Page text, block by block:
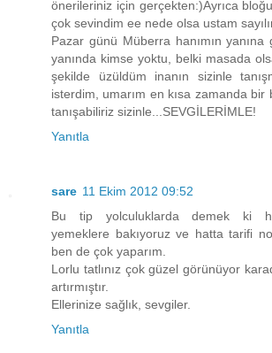
önerileriniz için gerçekten:)Ayrıca
çok sevindim ee nede olsa ustam
Pazar günü Müberra hanımın yanına
yanında kimse yoktu, belki masada
şekilde üzüldüm inanın sizinle
isterdim, umarım en kısa zamanda
tanışabiliriz sizinle...SEVGİLERİMLE!
Yanıtla
sare 11 Ekim 2012 09:52
Bu tip yolculuklarda demek ki
yemeklere bakıyoruz ve hatta tarifi
ben de çok yaparım.
Lorlu tatlınız çok güzel görünüyor
artırmıştır.
Ellerinize sağlık, sevgiler.
Yanıtla